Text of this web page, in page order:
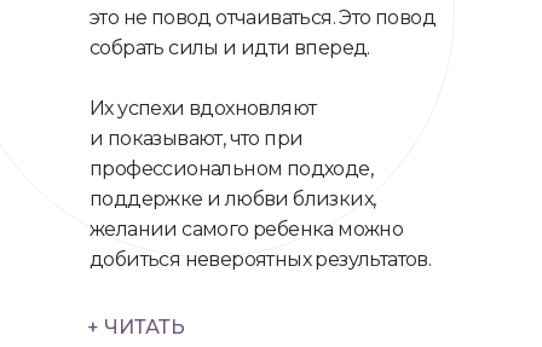
это не повод отчаиваться. Это повод
собрать силы и идти вперед.
Их успехи вдохновляют
и показывают, что при
профессиональном подходе,
поддержке и любви близких,
желании самого ребенка можно
добиться невероятных результатов.
+ ЧИТАТЬ